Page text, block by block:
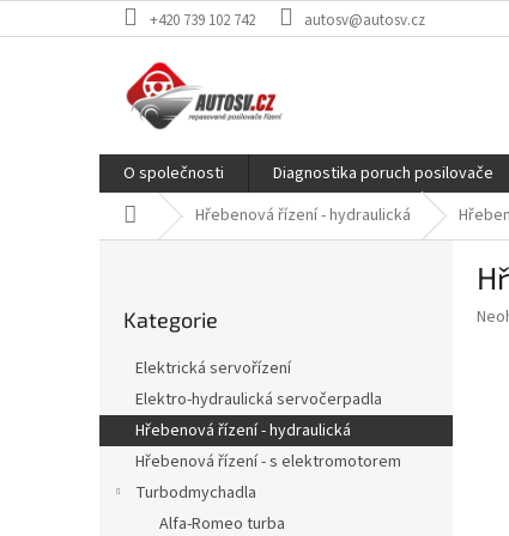
na
+420 739 102 742 autosv@autosv.cz
O společnosti Diagnostika poruch posilovače
Domů Hřebenová řízení - hydraulická
n
kategorie
Kategorie
Elektrická servořízení
Elektro-hydraulická servočerpadla
Hřebenová řízení - hydraulická
Hřebenová řízení - s elektromotorem
Turbodmychadla
Alfa-Romeo turba